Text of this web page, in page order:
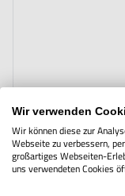
The price
Wir verwenden
Wir können diese zur
Webseite zu verbessern,
großartiges Webseiten-
uns verwendeten Cookies